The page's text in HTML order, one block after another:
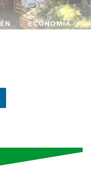
ECÓNOMIA